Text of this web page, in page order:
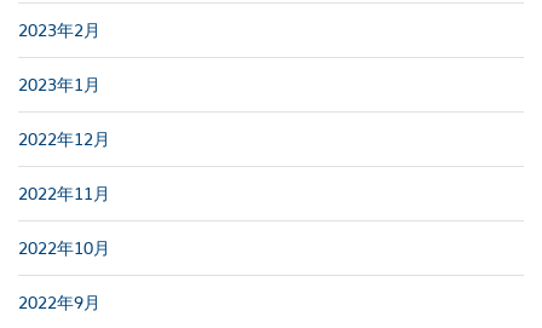
2023年2月
2023年1月
2022年12月
2022年11月
2022年10月
2022年9月